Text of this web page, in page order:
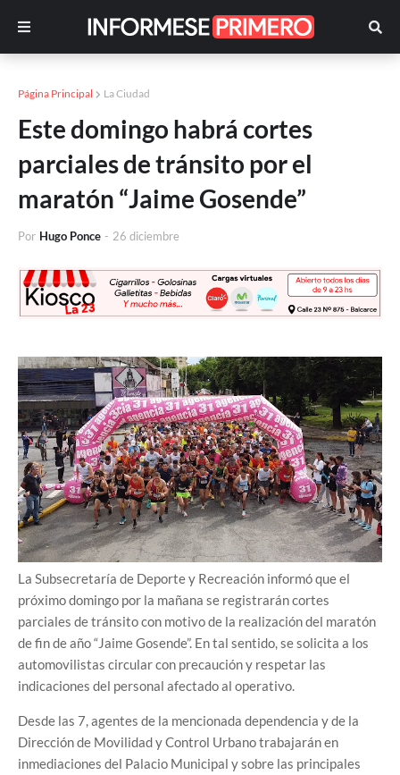
Página Principal La Ciudad
Este domingo habrá cortes
parciales de tránsito por el
maratón “Jaime Gosende”
Por Hugo Ponce - 26 diciembre
La Subsecretaría de Deporte y Recreación informó que el
próximo domingo por la mañana se registrarán cortes
parciales de tránsito con motivo de la realización del maratón
de fin de año “Jaime Gosende”. En tal sentido, se solicita a los
automovilistas circular con precaución y respetar las
indicaciones del personal afectado al operativo.
Desde las 7, agentes de la mencionada dependencia y de la
Dirección de Movilidad y Control Urbano trabajarán en
inmediaciones del Palacio Municipal y sobre las principales